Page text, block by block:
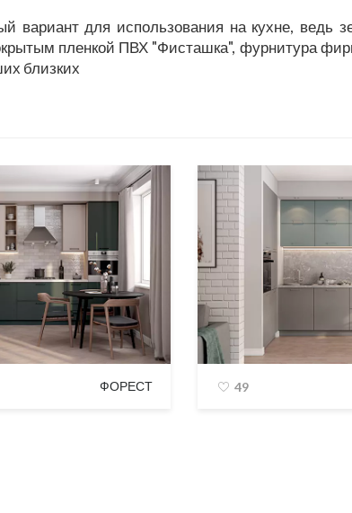
вариант для использования на кухне,
пленкой ПВХ "Фисташка", фурнитура
близких
ФОРЕСТ 49